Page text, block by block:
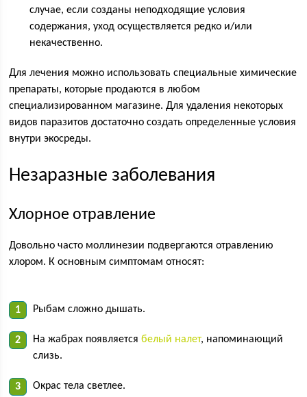
случае, если созданы неподходящие условия
содержания, уход осуществляется редко и/или
некачественно.
Для лечения можно использовать специальные химические
препараты, которые продаются в любом
специализированном магазине. Для удаления некоторых
видов паразитов достаточно создать определенные условия
внутри экосреды.
Незаразные заболевания
Хлорное отравление
Довольно часто моллинезии подвергаются отравлению
хлором. К основным симптомам относят:
Рыбам сложно дышать.
На жабрах появляетсябелый налет, напоминающий
слизь.
Окрас тела светлее.